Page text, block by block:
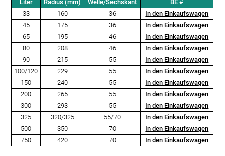
Liter Radius (mm) Welle/Sechskant
BE #
33
160 36
In den Einkaufswagen
45
175 36
In den Einkaufswagen
65
195 46
In den Einkaufswagen
80
208 46
In den Einkaufswagen
90
215 55
In den Einkaufswagen
100/120
229 55
In den Einkaufswagen
150
240 55
In den Einkaufswagen
200
265 55
In den Einkaufswagen
300
293 55
In den Einkaufswagen
325
320/325 55/70
In den Einkaufswagen
500
350 70
In den Einkaufswagen
750
420 70 In den Einkaufswagen